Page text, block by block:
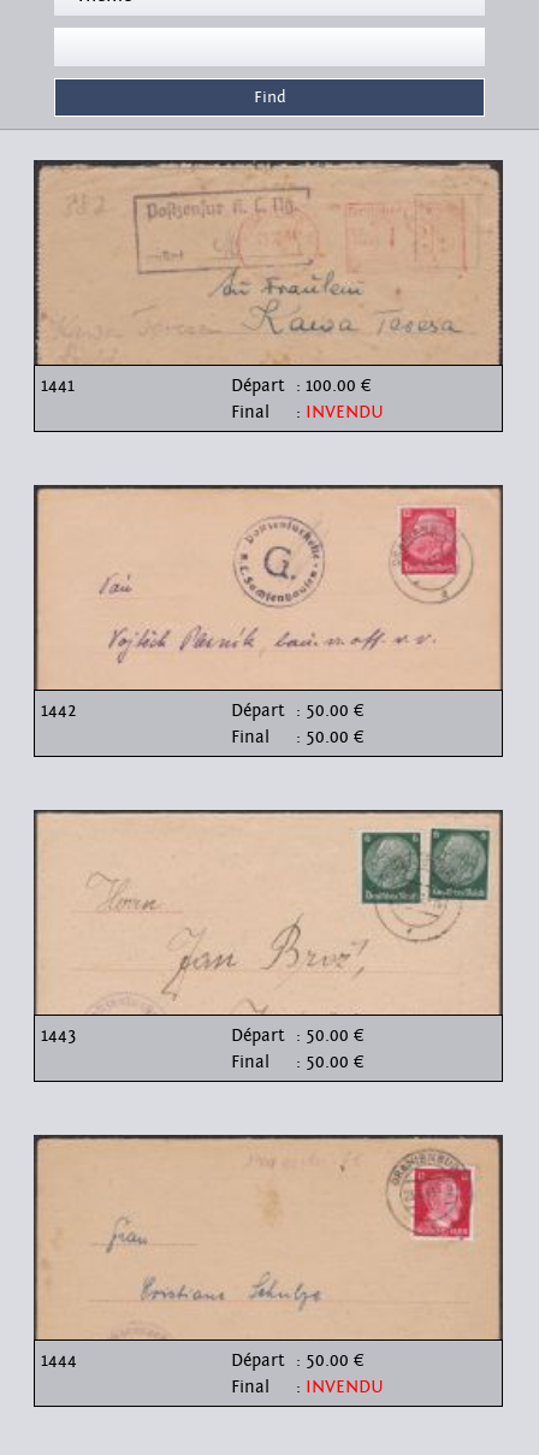
1441 Départ : 100.00 €
Final
: INVENDU
1442 Départ : 50.00 €
Final
: 50.00 €
1443 Départ : 50.00 €
Final
: 50.00 €
1444 Départ : 50.00 €
Final
: INVENDU